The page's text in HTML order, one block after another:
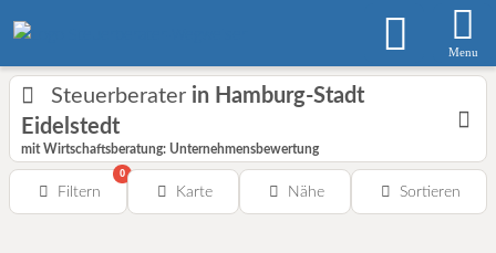
Menu
Steuerberater in Hamburg-Stadt
Eidelstedt
mit Wirtschaftsberatung: Unternehmensbewertung
Filtern
0
Karte Nähe Sortieren